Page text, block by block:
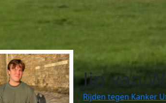
Jip van
Rijden tegen Kanker